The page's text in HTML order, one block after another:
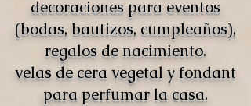
decoraciones para eventos
(bodas, bautizos, cumpleaños),
regalos de nacimiento.
velas de cera vegetal y fondant
para perfumar la casa.